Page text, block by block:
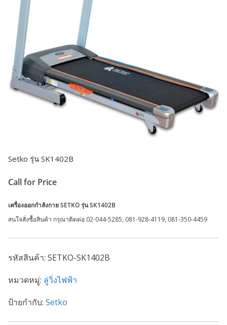
Setko รุ่น SK1402B
Call for Price
เครื่องออกกำลังกาย SETKO รุ่น SK1402B
สนใจสั่งซื้อสินค้า กรุณาติดต่อ 02-044-5285, 081-928-4119, 081-350-4459
รหัสสินค้า: SETKO-SK1402B
หมวดหมู่: ลู่วิ่งไฟฟ้า
ป้ายกำกับ: Setko